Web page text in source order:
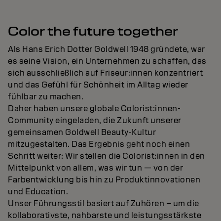
Color the future together
Als Hans Erich Dotter Goldwell 1948 gründete, war
es seine Vision, ein Unternehmen zu schaffen, das
sich ausschließlich auf Friseur:innen konzentriert
und das Gefühl für Schönheit im Alltag wieder
fühlbar zu machen.
Daher haben unsere globale Colorist:innen-
Community eingeladen, die Zukunft unserer
gemeinsamen Goldwell Beauty-Kultur
mitzugestalten. Das Ergebnis geht noch einen
Schritt weiter: Wir stellen die Colorist:innen in den
Mittelpunkt von allem, was wir tun — von der
Farbentwicklung bis hin zu Produktinnovationen
und Education.
Unser Führungsstil basiert auf Zuhören – um die
kollaborativste, nahbarste und leistungsstärkste